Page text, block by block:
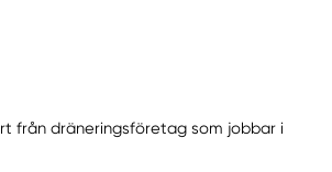
från dräneringsföretag som jobbar i